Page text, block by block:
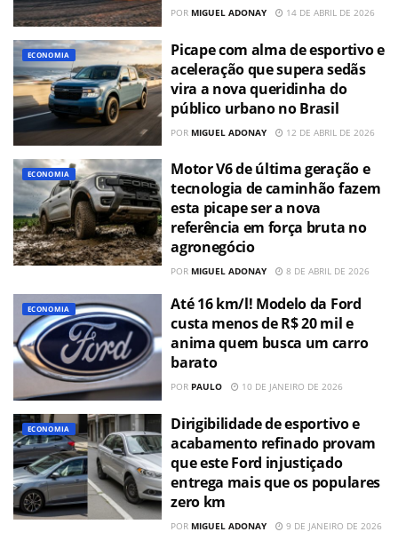
POR MIGUEL ADONAY 14 DE ABRIL DE 2026
ECONOMIA
Picape com alma de esportivo e
aceleração que supera sedãs
vira a nova queridinha do
público urbano no Brasil
POR MIGUEL ADONAY 12 DE ABRIL DE 2026
ECONOMIA
Motor V6 de última geração e
tecnologia de caminhão fazem
esta picape ser a nova
referência em força bruta no
agronegócio
POR MIGUEL ADONAY 8 DE ABRIL DE 2026
ECONOMIA
Até 16 km/l! Modelo da Ford
custa menos de R$ 20 mil e
anima quem busca um carro
barato
POR PAULO 10 DE JANEIRO DE 2026
ECONOMIA
Dirigibilidade de esportivo e
acabamento refinado provam
que este Ford injustiçado
entrega mais que os populares
zero km
POR MIGUEL ADONAY 9 DE JANEIRO DE 2026